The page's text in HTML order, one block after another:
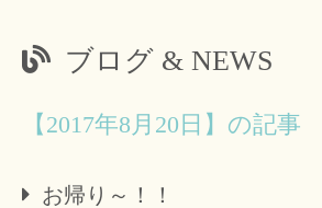
ブログ & NEWS
【2017年8月20日】の記事
お帰り～！！